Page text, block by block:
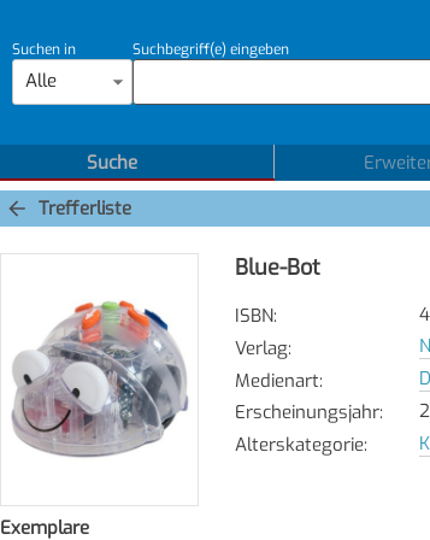
Suchen in
Alle
Suchbegriff(e) eingeben
Suche
Trefferliste
Blue-Bot
ISBN:
Verlag:
Medienart:
Erscheinungsjahr:
Alterskategorie:
Exemplare